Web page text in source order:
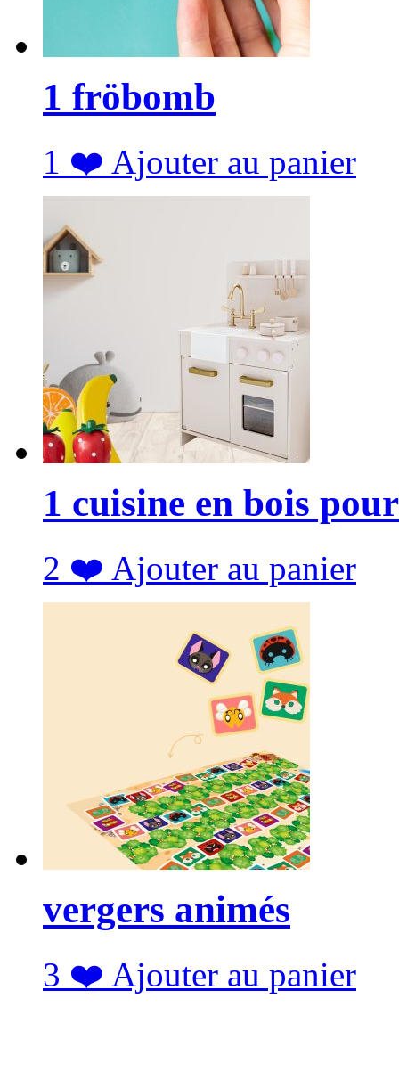
1 fröbomb
1 ❤️ Ajouter au panier
1 cuisine en bois
2 ❤️ Ajouter au panier
vergers animés
3 ❤️ Ajouter au panier